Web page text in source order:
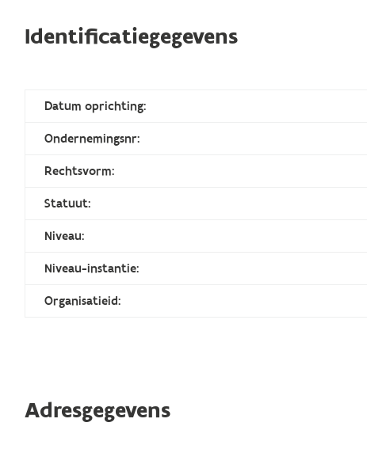
Identificatiegegevens
Datum oprichting:
Ondernemingsnr:
Rechtsvorm:
Statuut:
Niveau:
Niveau-instantie:
Organisatieid:
Adresgegevens